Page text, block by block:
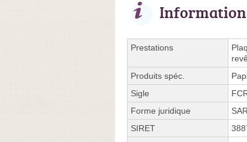
Prestations
Produits spéc.
Sigle
Forme juridique
SIRET